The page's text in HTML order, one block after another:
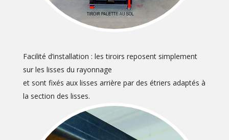
Facilité d’installation : les tiroirs reposent simplement
sur les lisses du rayonnage
et sont fixés aux lisses arrière par des étriers adaptés à
la section des lisses.